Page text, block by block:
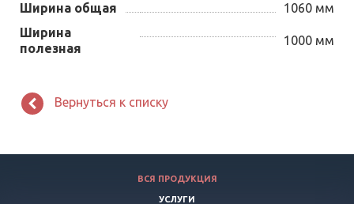
Ширина общая
1060 мм
Ширина
полезная
1000 мм
Вернуться к списку
ВСЯ ПРОДУКЦИЯ
УСЛУГИ